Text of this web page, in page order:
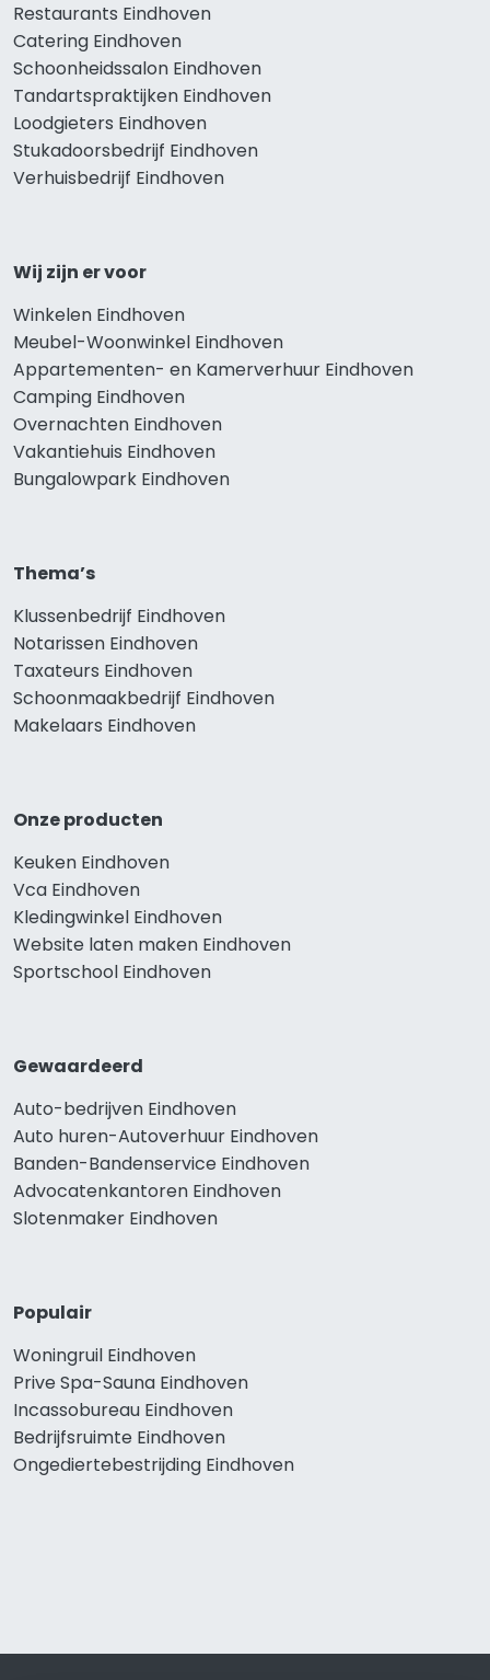
Restaurants Eindhoven
Catering Eindhoven
Schoonheidssalon Eindhoven
Tandartspraktijken Eindhoven
Loodgieters Eindhoven
Stukadoorsbedrijf Eindhoven
Verhuisbedrijf Eindhoven
Wij zijn er voor
Winkelen Eindhoven
Meubel-Woonwinkel Eindhoven
Appartementen- en Kamerverhuur Eindhoven
Camping Eindhoven
Overnachten Eindhoven
Vakantiehuis Eindhoven
Bungalowpark Eindhoven
Thema’s
Klussenbedrijf Eindhoven
Notarissen Eindhoven
Taxateurs Eindhoven
Schoonmaakbedrijf Eindhoven
Makelaars Eindhoven
Onze producten
Keuken Eindhoven
Vca Eindhoven
Kledingwinkel Eindhoven
Website laten maken Eindhoven
Sportschool Eindhoven
Gewaardeerd
Auto-bedrijven Eindhoven
Auto huren-Autoverhuur Eindhoven
Banden-Bandenservice Eindhoven
Advocatenkantoren Eindhoven
Slotenmaker Eindhoven
Populair
Woningruil Eindhoven
Prive Spa-Sauna Eindhoven
Incassobureau Eindhoven
Bedrijfsruimte Eindhoven
Ongediertebestrijding Eindhoven